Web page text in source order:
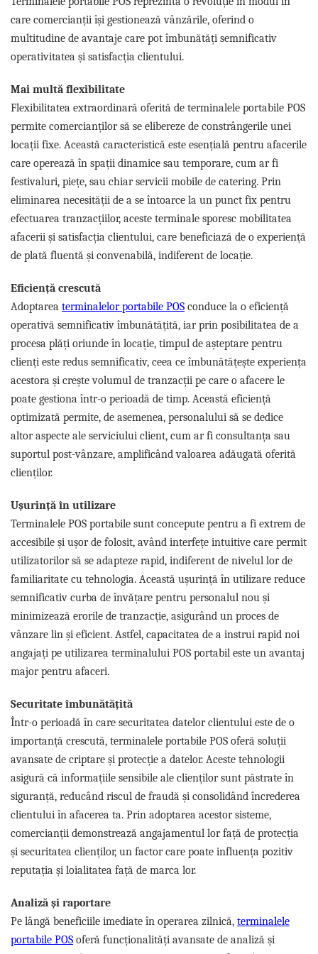
Capsule de Cafea
Cafea macinata
care comercianții își gestionează vânzările, oferind o
multitudine de avantaje care pot îmbunătăți semnificativ
operativitatea și satisfacția clientului.
Mai multă flexibilitate
Flexibilitatea extraordinară oferită de terminalele portabile POS
permite comercianților să se elibereze de constrângerile unei
locații fixe. Această caracteristică este esențială pentru afacerile
care operează în spații dinamice sau temporare, cum ar fi
festivaluri, piețe, sau chiar servicii mobile de catering. Prin
eliminarea necesității de a se întoarce la un punct fix pentru
efectuarea tranzacțiilor, aceste terminale sporesc mobilitatea
afacerii și satisfacția clientului, care beneficiază de o experiență
de plată fluentă și convenabilă, indiferent de locație.
Eficiență crescută
Adoptarea terminalelor portabile POS conduce la o eficiență
operativă semnificativ îmbunătățită, iar prin posibilitatea de a
procesa plăți oriunde în locație, timpul de așteptare pentru
clienți este redus semnificativ, ceea ce îmbunătățește experiența
acestora și crește volumul de tranzacții pe care o afacere le
poate gestiona într-o perioadă de timp. Această eficiență
optimizată permite, de asemenea, personalului să se dedice
altor aspecte ale serviciului client, cum ar fi consultanța sau
suportul post-vânzare, amplificând valoarea adăugată oferită
clienților.
Ușurință în utilizare
Terminalele POS portabile sunt concepute pentru a fi extrem de
accesibile și ușor de folosit, având interfețe intuitive care permit
utilizatorilor să se adapteze rapid, indiferent de nivelul lor de
familiaritate cu tehnologia. Această ușurință în utilizare reduce
semnificativ curba de învățare pentru personalul nou și
minimizează erorile de tranzacție, asigurând un proces de
vânzare lin și eficient. Astfel, capacitatea de a instrui rapid noi
angajați pe utilizarea terminalului POS portabil este un avantaj
major pentru afaceri.
Securitate îmbunătățită
Într-o perioadă în care securitatea datelor clientului este de o
importanță crescută, terminalele portabile POS oferă soluții
avansate de criptare și protecție a datelor. Aceste tehnologii
asigură că informațiile sensibile ale clienților sunt păstrate în
siguranță, reducând riscul de fraudă și consolidând încrederea
clientului în afacerea ta. Prin adoptarea acestor sisteme,
comercianții demonstrează angajamentul lor față de protecția
și securitatea clienților, un factor care poate influența pozitiv
reputația și loialitatea față de marca lor.
Analiză și raportare
Pe lângă beneficiile imediate în operarea zilnică, terminalele
portabile POS oferă funcționalități avansate de analiză și